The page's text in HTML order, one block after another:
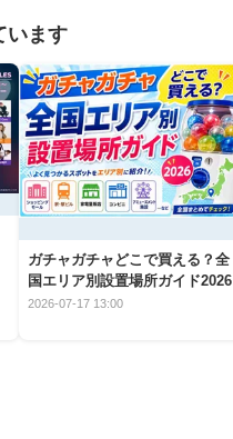
います
ガチャガチャどこで買える？全
国エリア別設置場所ガイド2026
2026-07-17 13:00